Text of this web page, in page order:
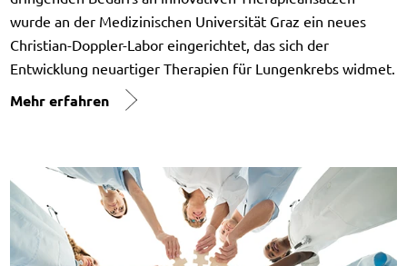
wurde an der Medizinischen Universität Graz ein neues
Christian-Doppler-Labor eingerichtet, das sich der
Entwicklung neuartiger Therapien für Lungenkrebs widmet.
Mehr erfahren